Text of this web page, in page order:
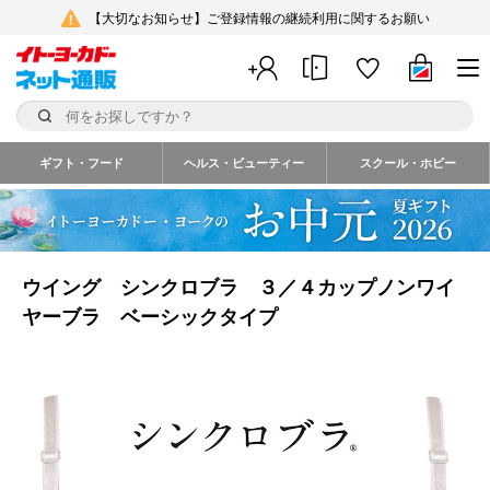
【大切なお知らせ】ご登録情報の継続利用に関するお願い
ギフト・フード ヘルス・ビューティー スクール・ホビー
ウイング シンクロブラ ３／４カップノンワイ
ヤーブラ ベーシックタイプ